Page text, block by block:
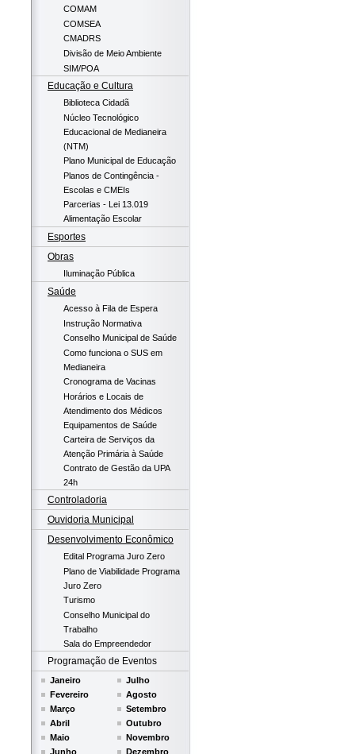
COMAM
COMSEA
CMADRS
Divisão de Meio Ambiente
SIM/POA
Educação e Cultura
Biblioteca Cidadã
Núcleo Tecnológico
Educacional de Medianeira
(NTM)
Plano Municipal de Educação
Planos de Contingência -
Escolas e CMEIs
Parcerias - Lei 13.019
Alimentação Escolar
Esportes
Obras
Iluminação Pública
Saúde
Acesso à Fila de Espera
Instrução Normativa
Conselho Municipal de Saúde
Como funciona o SUS em
Medianeira
Cronograma de Vacinas
Horários e Locais de
Atendimento dos Médicos
Equipamentos de Saúde
Carteira de Serviços da
Atenção Primária à Saúde
Contrato de Gestão da UPA
24h
Controladoria
Ouvidoria Municipal
Desenvolvimento Econômico
Edital Programa Juro Zero
Plano de Viabilidade Programa
Juro Zero
Turismo
Conselho Municipal do
Trabalho
Sala do Empreendedor
Programação de Eventos
Janeiro
Fevereiro
Março
Abril
Maio
Junho
Julho
Agosto
Setembro
Outubro
Novembro
Dezembro